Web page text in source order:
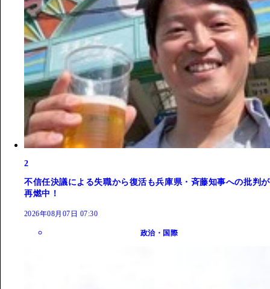
2
不信任決議による失職から復活も兵庫県・斉藤知事への批判が
再燃中！
2026年08月07日 07:30
政治・国際